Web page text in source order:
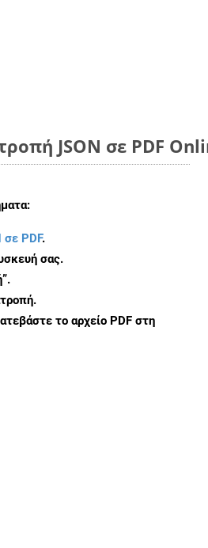
JSON σε PDF
σε PDF.
σας.
.
το αρχείο PDF στη